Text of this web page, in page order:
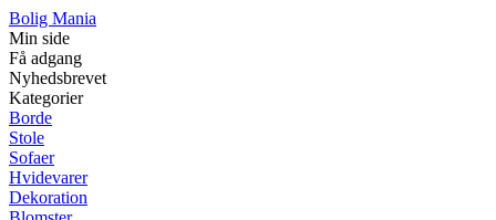
Bolig Mania
Min side
Få adgang
Nyhedsbrevet
Kategorier
Borde
Stole
Sofaer
Hvidevarer
Dekoration